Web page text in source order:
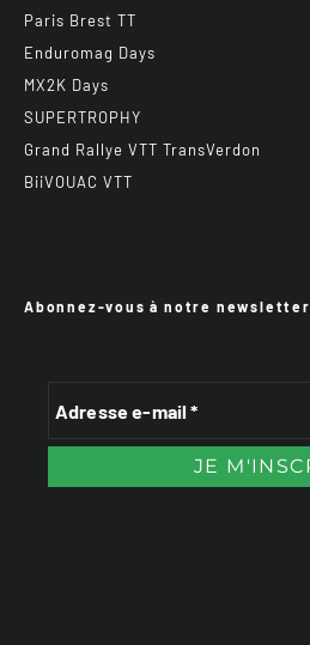
Paris Brest TT
Enduromag Days
MX2K Days
SUPERTROPHY
Grand Rallye VTT TransVerdon
BiiVOUAC VTT
Abonnez-vous à notre newsletter